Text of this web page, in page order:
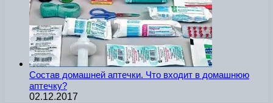
Состав домашней аптечки. Что входит в домашнюю
аптечку?
02.12.2017